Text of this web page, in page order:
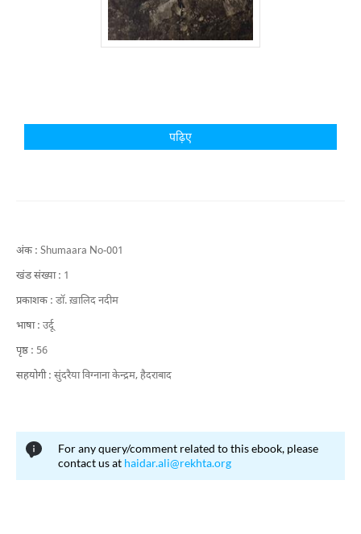
पढ़िए
अंक : Shumaara No-001
खंड संख्या : 1
प्रकाशक : डॉ. ख़ालिद नदीम
भाषा : उर्दू
पृष्ठ : 56
सहयोगी : सुंदरैया विग्नाना केन्द्रम, हैदराबाद
For any query/comment related to this ebook, please
contact us at haidar.ali@rekhta.org